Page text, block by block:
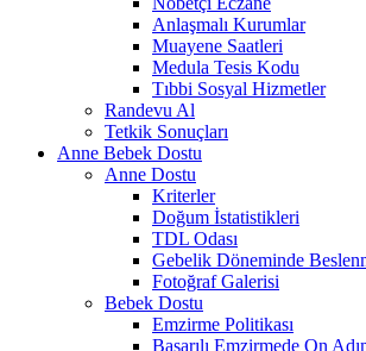
Anlaşmalı Kurumlar
Muayene Saatleri
Medula Tesis Kodu
Tıbbi Sosyal Hizmetler
Randevu Al
Tetkik Sonuçları
Anne Bebek Dostu
Anne Dostu
Kriterler
Doğum İstatistikleri
TDL Odası
Gebelik Döneminde
Fotoğraf Galerisi
Bebek Dostu
Emzirme Politikası
Başarılı Emzirmede On